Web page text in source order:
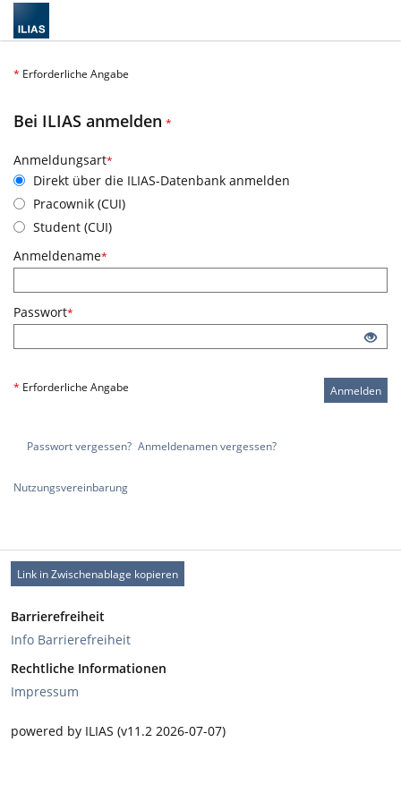
* Erforderliche Angabe
Bei ILIAS anmelden *
AnmeldungsartErforderliche Angabe
*
Direkt über die ILIAS-Datenbank anmelden
Pracownik (CUI)
Student (CUI)
AnmeldenameErforderliche Angabe
*
PasswortErforderliche Angabe
*
* Erforderliche Angabe Anmelden
Passwort vergessen? Anmeldenamen vergessen?
Nutzungsvereinbarung
Link in Zwischenablage kopieren
Barrierefreiheit
Info Barrierefreiheit
Rechtliche Informationen
Impressum
powered by ILIAS (v11.2 2026-07-07)